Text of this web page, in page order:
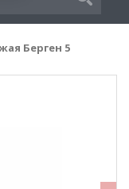
Берген 5